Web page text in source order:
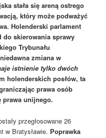
stała się areną ostrego
który może podważyć
Holenderski parlament
do skierowania sprawy
Trybunału
zmiana w
istnienie tylko dwóch
holenderskich posłów, ta
prawa osób
prawa unijnego.
przegłosowane 26
w Bratysławie. Poprawka